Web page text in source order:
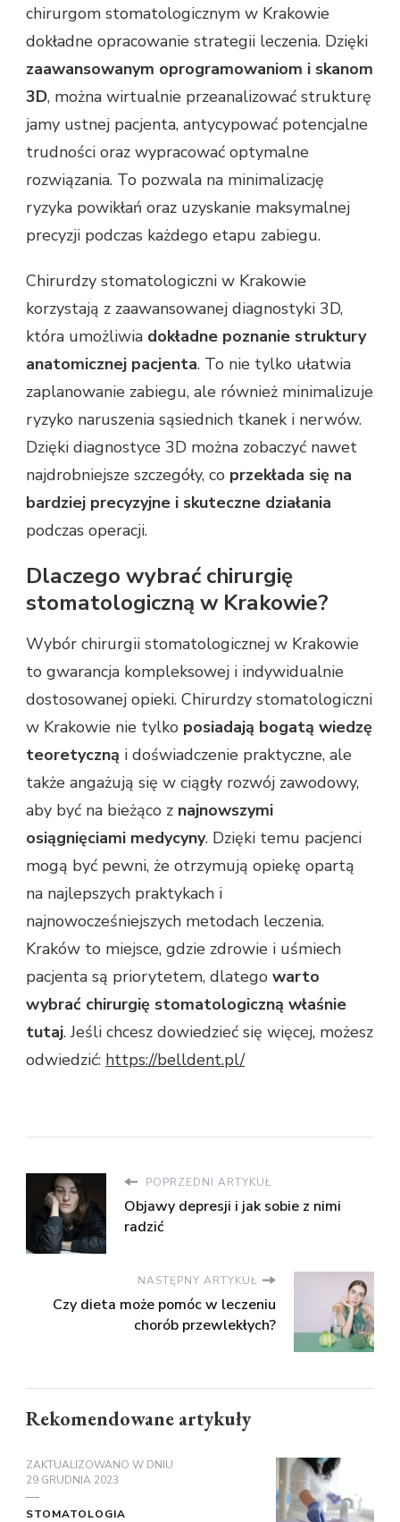
chirurgom stomatologicznym w Krakowie
dokładne opracowanie strategii leczenia. Dzięki
zaawansowanym oprogramowaniom i skanom
3D, można wirtualnie przeanalizować strukturę
jamy ustnej pacjenta, antycypować potencjalne
trudności oraz wypracować optymalne
rozwiązania. To pozwala na minimalizację
ryzyka powikłań oraz uzyskanie maksymalnej
precyzji podczas każdego etapu zabiegu.
Chirurdzy stomatologiczni w Krakowie
korzystają z zaawansowanej diagnostyki 3D,
która umożliwia dokładne poznanie struktury
anatomicznej pacjenta. To nie tylko ułatwia
zaplanowanie zabiegu, ale również minimalizuje
ryzyko naruszenia sąsiednich tkanek i nerwów.
Dzięki diagnostyce 3D można zobaczyć nawet
najdrobniejsze szczegóły, co przekłada się na
bardziej precyzyjne i skuteczne działania
podczas operacji.
Dlaczego wybrać chirurgię
stomatologiczną w Krakowie?
Wybór chirurgii stomatologicznej w Krakowie
to gwarancja kompleksowej i indywidualnie
dostosowanej opieki. Chirurdzy stomatologiczni
w Krakowie nie tylko posiadają bogatą wiedzę
teoretyczną i doświadczenie praktyczne, ale
także angażują się w ciągły rozwój zawodowy,
aby być na bieżąco z najnowszymi
osiągnięciami medycyny. Dzięki temu pacjenci
mogą być pewni, że otrzymują opiekę opartą
na najlepszych praktykach i
najnowocześniejszych metodach leczenia.
Kraków to miejsce, gdzie zdrowie i uśmiech
pacjenta są priorytetem, dlatego warto
wybrać chirurgię stomatologiczną właśnie
tutaj. Jeśli chcesz dowiedzieć się więcej, możesz
odwiedzić: https://belldent.pl/
POPRZEDNI ARTYKUŁ
Objawy depresji i jak sobie z nimi
radzić
NASTĘPNY ARTYKUŁ
Czy dieta może pomóc w leczeniu
chorób przewlekłych?
Rekomendowane artykuły
ZAKTUALIZOWANO W DNIU
29 GRUDNIA 2023
STOMATOLOGIA